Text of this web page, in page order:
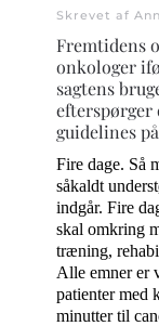
Skrevet af
Fremtidens
onkologer
sagtens
efterspørger
guidelines
Fire dage. Så
såkaldt
indgår. Fire
skal omkring
træning,
Alle emner er
patienter med
minutter til